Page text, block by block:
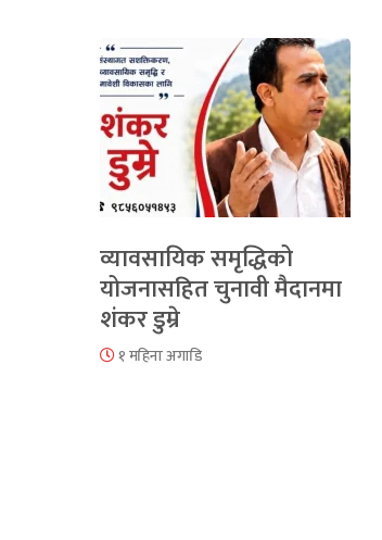
व्यावसायिक समृद्धिको
योजनासहित चुनावी मैदानमा
शंकर डुम्रे
१ महिना अगाडि